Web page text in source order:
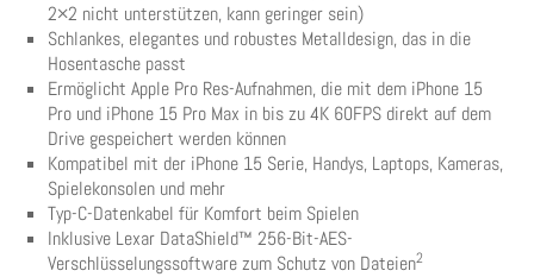
2×2 nicht unterstützen, kann geringer sein)
Schlankes, elegantes und robustes Metalldesign, das in die
Hosentasche passt
Ermöglicht Apple Pro Res-Aufnahmen, die mit dem iPhone 15
Pro und iPhone 15 Pro Max in bis zu 4K 60FPS direkt auf dem
Drive gespeichert werden können
Kompatibel mit der iPhone 15 Serie, Handys, Laptops, Kameras,
Spielekonsolen und mehr
Typ-C-Datenkabel für Komfort beim Spielen
Inklusive Lexar DataShield™ 256-Bit-AES-
Verschlüsselungssoftware zum Schutz von Dateien2